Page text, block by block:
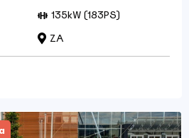
135kW (183PS)
ZA